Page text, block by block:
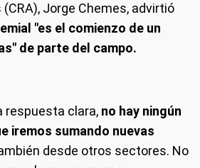
Jorge Chemes, advirtió
"es el comienzo de un
de parte del campo.
respuesta clara, no hay ningún
iremos sumando nuevas
desde otros sectores. No